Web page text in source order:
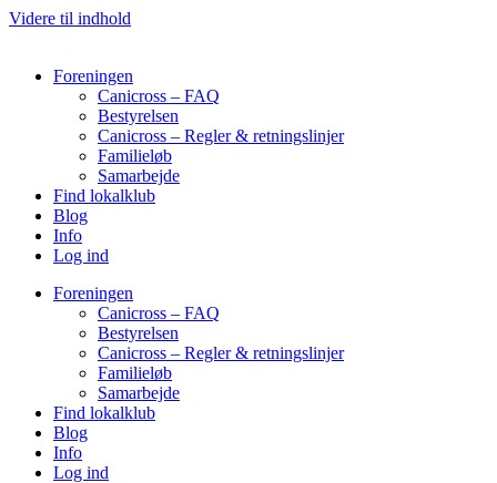
Videre til indhold
Foreningen
Canicross – FAQ
Bestyrelsen
Canicross – Regler & retningslinjer
Familieløb
Samarbejde
Find lokalklub
Blog
Info
Log ind
Foreningen
Canicross – FAQ
Bestyrelsen
Canicross – Regler & retningslinjer
Familieløb
Samarbejde
Find lokalklub
Blog
Info
Log ind